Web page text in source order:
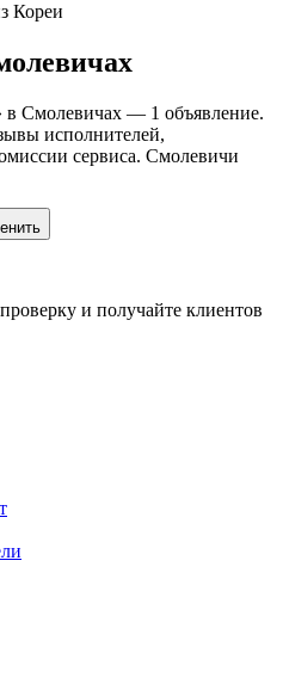
Кореи
в Смолевичах — 1 объявление.
исполнителей,
сервиса. Смолевичи
и получайте клиентов